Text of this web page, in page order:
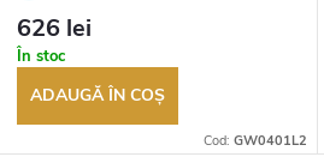
returnarea bunurilor. Vânzător
autorizat
626 lei
În stoc
ADAUGĂ ÎN COŞ
Cod: GW0401L2